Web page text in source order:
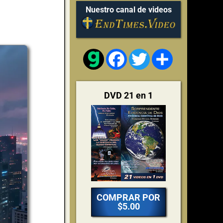
Nuestro canal de videos
FacebookTwitter
DVD 21 en 1
COMPRAR POR
$5.00